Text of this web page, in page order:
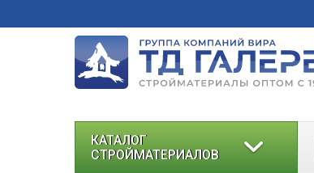
КАТАЛОГ
СТРОЙМАТЕРИАЛОВ